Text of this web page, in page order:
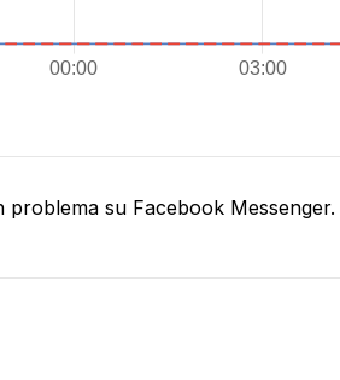
su Facebook Messenger.